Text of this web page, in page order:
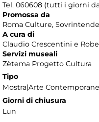
Tel. 060608 (tutti i giorni
Promossa da
Roma Culture,
A cura di
Claudio Crescentini e
Servizi museali
Zètema Progetto Cultura
Tipo
Mostra|Arte
Giorni di chiusura
Lun